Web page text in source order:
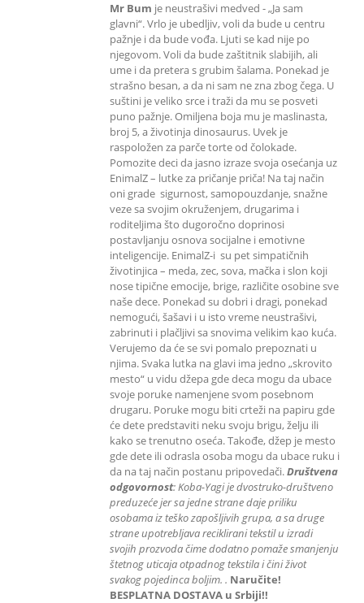
Mr Bum je neustrašivi medved - „Ja sam
glavni“. Vrlo je ubedljiv, voli da bude u centru
pažnje i da bude vođa. Ljuti se kad nije po
njegovom. Voli da bude zaštitnik slabijih, ali
ume i da pretera s grubim šalama. Ponekad je
strašno besan, a da ni sam ne zna zbog čega. U
suštini je veliko srce i traži da mu se posveti
puno pažnje. Omiljena boja mu je maslinasta,
broj 5, a životinja dinosaurus. Uvek je
raspoložen za parče torte od čolokade.
Pomozite deci da jasno izraze svoja osećanja uz
EnimalZ – lutke za pričanje priča! Na taj način
oni grade sigurnost, samopouzdanje, snažne
veze sa svojim okruženjem, drugarima i
roditeljima što dugoročno doprinosi
postavljanju osnova socijalne i emotivne
inteligencije. EnimalZ-i su pet simpatičnih
životinjica – meda, zec, sova, mačka i slon koji
nose tipične emocije, brige, različite osobine sve
naše dece. Ponekad su dobri i dragi, ponekad
nemogući, šašavi i u isto vreme neustrašivi,
zabrinuti i plačljivi sa snovima velikim kao kuća.
Verujemo da će se svi pomalo prepoznati u
njima. Svaka lutka na glavi ima jedno „skrovito
mesto“ u vidu džepa gde deca mogu da ubace
svoje poruke namenjene svom posebnom
drugaru. Poruke mogu biti crteži na papiru gde
će dete predstaviti neku svoju brigu, želju ili
kako se trenutno oseća. Takođe, džep je mesto
gde dete ili odrasla osoba mogu da ubace ruku i
da na taj način postanu pripovedači.Društvena
odgovornost: Koba-Yagi je dvostruko-društveno
preduzeće jer sa jedne strane daje priliku
osobama iz teško zapošljivih grupa, a sa druge
strane upotrebljava reciklirani tekstil u izradi
svojih prozvoda čime dodatno pomaže smanjenju
štetnog uticaja otpadnog tekstila i čini život
svakog pojedinca boljim. . Naručite!
BESPLATNA DOSTAVA u Srbiji!!